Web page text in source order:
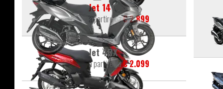
Jet 14
a partire da€ 2.899
Jet 4RX
a partire da€ 2.099